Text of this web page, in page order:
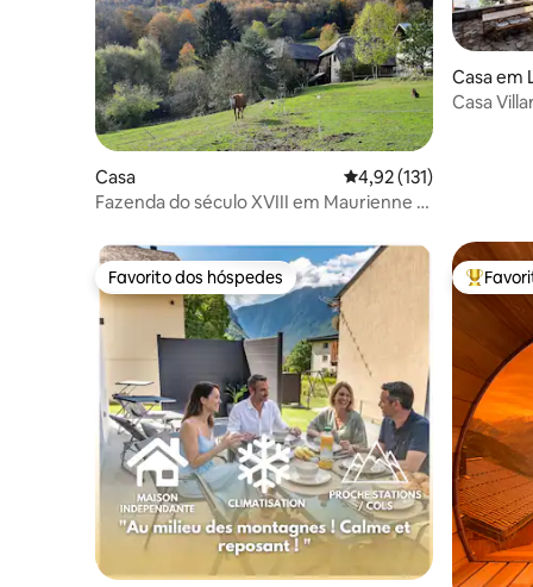
Casa Classificação média de
4,92 (131)
Fazenda do século XVIII em Maurienne a
Casa em
Casa
Favorito dos hóspedes
Favorito dos hóspedes